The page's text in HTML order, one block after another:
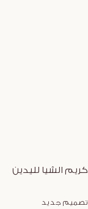
كريم الشيا لليدين
تصميم جديد